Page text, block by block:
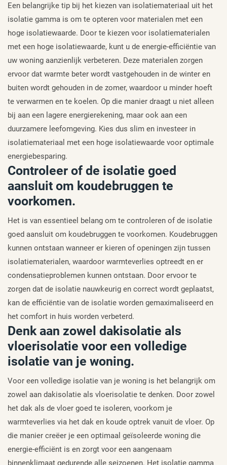
Een belangrijke tip bij het kiezen van isolatiemateriaal uit het
isolatie gamma is om te opteren voor materialen met een
hoge isolatiewaarde. Door te kiezen voor isolatiematerialen
met een hoge isolatiewaarde, kunt u de energie-efficiëntie van
uw woning aanzienlijk verbeteren. Deze materialen zorgen
ervoor dat warmte beter wordt vastgehouden in de winter en
buiten wordt gehouden in de zomer, waardoor u minder hoeft
te verwarmen en te koelen. Op die manier draagt u niet alleen
bij aan een lagere energierekening, maar ook aan een
duurzamere leefomgeving. Kies dus slim en investeer in
isolatiemateriaal met een hoge isolatiewaarde voor optimale
energiebesparing.
Controleer of de isolatie goed
aansluit om koudebruggen te
voorkomen.
Het is van essentieel belang om te controleren of de isolatie
goed aansluit om koudebruggen te voorkomen. Koudebruggen
kunnen ontstaan wanneer er kieren of openingen zijn tussen
isolatiematerialen, waardoor warmteverlies optreedt en er
condensatieproblemen kunnen ontstaan. Door ervoor te
zorgen dat de isolatie nauwkeurig en correct wordt geplaatst,
kan de efficiëntie van de isolatie worden gemaximaliseerd en
het comfort in huis worden verbeterd.
Denk aan zowel dakisolatie als
vloerisolatie voor een volledige
isolatie van je woning.
Voor een volledige isolatie van je woning is het belangrijk om
zowel aan dakisolatie als vloerisolatie te denken. Door zowel
het dak als de vloer goed te isoleren, voorkom je
warmteverlies via het dak en koude optrek vanuit de vloer. Op
die manier creëer je een optimaal geïsoleerde woning die
energie-efficiënt is en zorgt voor een aangenaam
binnenklimaat gedurende alle seizoenen. Het isolatie gamma